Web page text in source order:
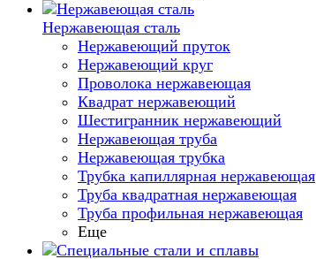
Нержавеющая сталь
Нержавеющий пруток
Нержавеющий круг
Проволока нержавеющая
Квадрат нержавеющий
Шестигранник нержавеющий
Нержавеющая труба
Нержавеющая трубка
Трубка капиллярная нержавеющая
Труба квадратная нержавеющая
Труба профильная нержавеющая
Еще